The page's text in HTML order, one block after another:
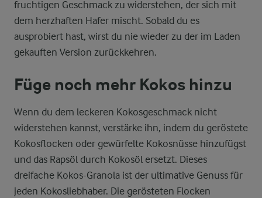
fruchtigen Geschmack zu widerstehen, der sich mit
dem herzhaften Hafer mischt. Sobald du es
ausprobiert hast, wirst du nie wieder zu der im Laden
gekauften Version zurückkehren.
Füge noch mehr Kokos hinzu
Wenn du dem leckeren Kokosgeschmack nicht
widerstehen kannst, verstärke ihn, indem du geröstete
Kokosflocken oder gewürfelte Kokosnüsse hinzufügst
und das Rapsöl durch Kokosöl ersetzt. Dieses
dreifache Kokos-Granola ist der ultimative Genuss für
jeden Kokosliebhaber. Die gerösteten Flocken